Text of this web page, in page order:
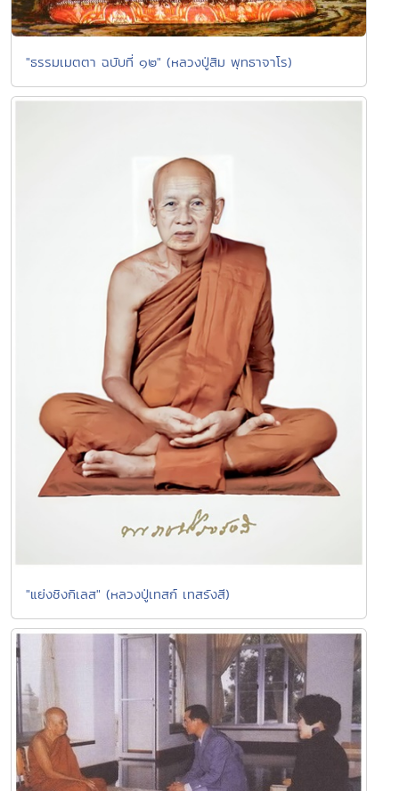
"ธรรมเมตตา ฉบับที่ ๑๒" (หลวงปู่สิม พุทธาจาโร)
"แย่งชิงกิเลส" (หลวงปู่เทสก์ เทสรังสี)